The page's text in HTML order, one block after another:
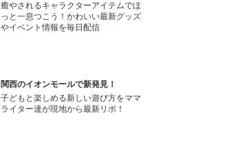
癒やされるキャラクターアイテムでほ
っと一息つこう！かわいい最新グッズ
やイベント情報を毎日配信
関西のイオンモールで新発見！
子どもと楽しめる新しい遊び方をママ
ライター達が現地から最新リポ！